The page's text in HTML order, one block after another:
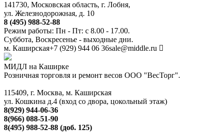
141730, Московская область, г. Лобня,
ул. Железнодорожная, д. 10
8 (495) 988-52-88
Режим работы: Пн - Пт: с 8.00 - 17.00.
Суббота, Воскресенье - выходные дни.
м. Каширская+7 (929) 944 06 36sale@middle.ru
МИДЛ на Каширке
Розничная торговля и ремонт весов ООО "ВесТорг".
115409, г. Москва, м. Каширская
ул. Кошкина д.4 (вход со двора, цокольный этаж)
8(929) 944-06-36
8(966) 088-51-90
8(495) 988-52-88 (доб. 125)